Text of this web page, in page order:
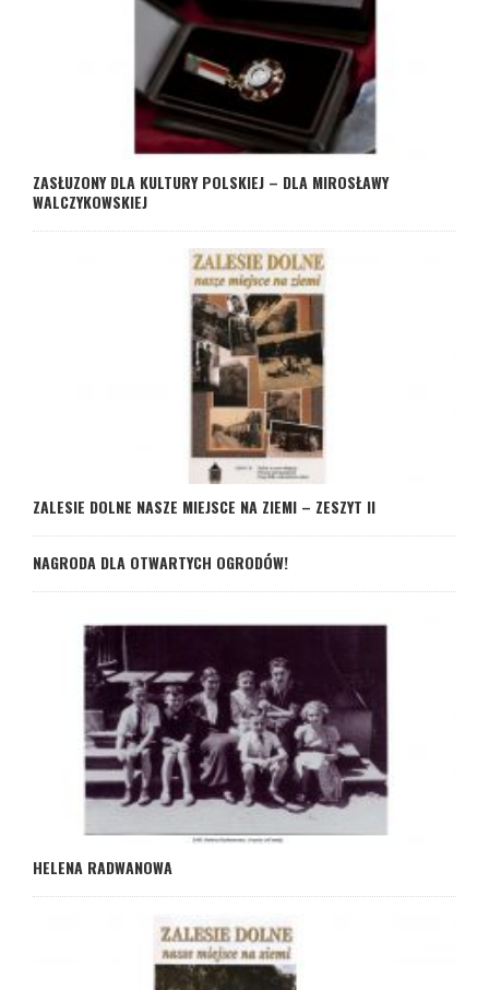
ZASŁUZONY DLA KULTURY POLSKIEJ – DLA MIROSŁAWY
WALCZYKOWSKIEJ
ZALESIE DOLNE NASZE MIEJSCE NA ZIEMI – ZESZYT II
NAGRODA DLA OTWARTYCH OGRODÓW!
HELENA RADWANOWA